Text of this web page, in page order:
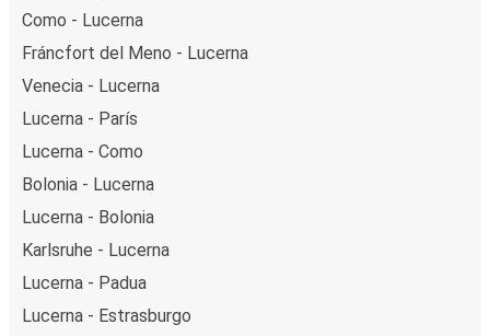
Como - Lucerna
Fráncfort del Meno - Lucerna
Venecia - Lucerna
Lucerna - París
Lucerna - Como
Bolonia - Lucerna
Lucerna - Bolonia
Karlsruhe - Lucerna
Lucerna - Padua
Lucerna - Estrasburgo